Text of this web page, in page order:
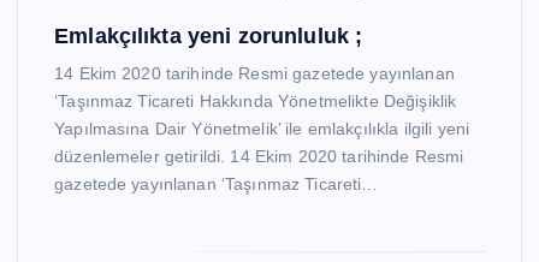
Emlakçılıkta yeni zorunluluk ;
14 Ekim 2020 tarihinde Resmi gazetede yayınlanan
‘Taşınmaz Ticareti Hakkında Yönetmelikte Değişiklik
Yapılmasına Dair Yönetmelik’ ile emlakçılıkla ilgili yeni
düzenlemeler getirildi. 14 Ekim 2020 tarihinde Resmi
gazetede yayınlanan ‘Taşınmaz Ticareti…